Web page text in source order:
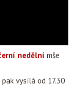
nedělní mše
pak vysílá od 17.30